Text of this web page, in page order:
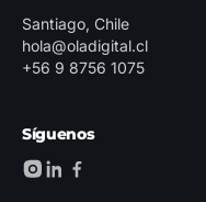
Santiago, Chile
hola@oladigital.cl
+56 9 8756 1075
Síguenos